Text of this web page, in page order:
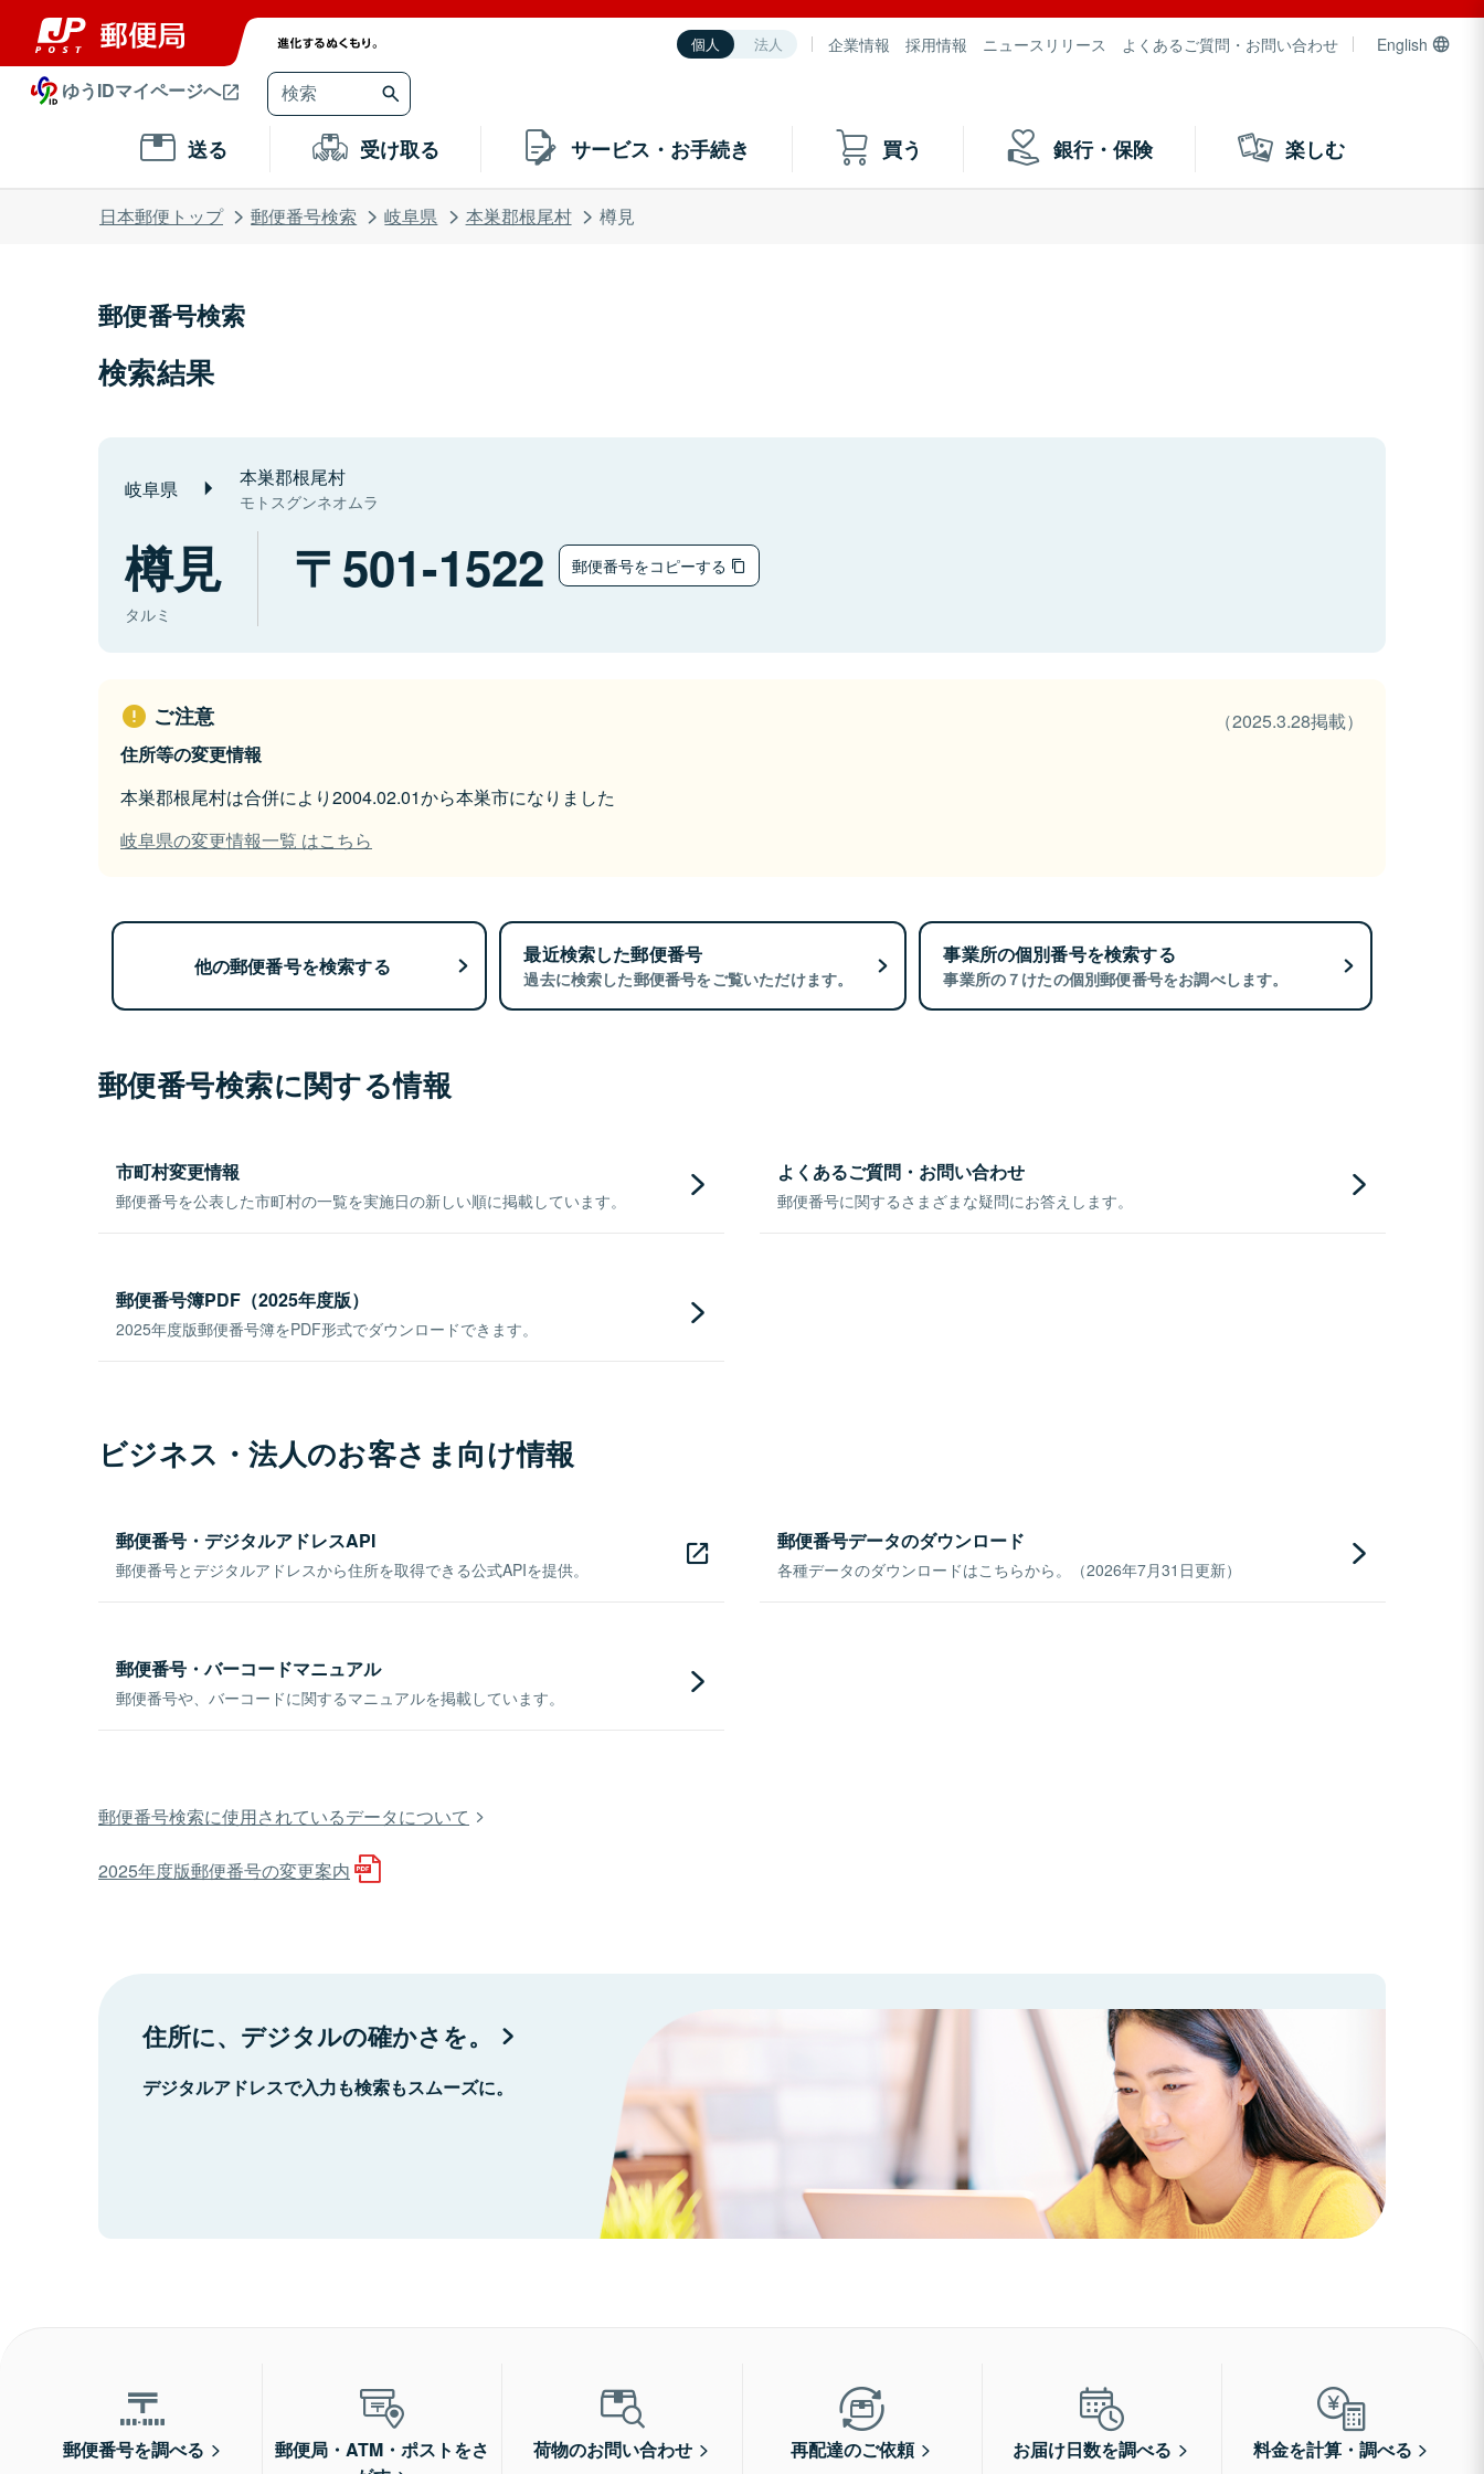
個人 法人 企業情報 採用情報 ニュースリリース よくあるご質問・お問い合わせ English
ゆうIDマイページへ
送る 受け取る サービス・お手続き 買う 銀行・保険 楽しむ
日本郵便トップ 郵便番号検索 岐阜県 本巣郡根尾村 樽見
郵便番号検索
検索結果
岐阜県 本巣郡根尾村
モトスグンネオムラ
樽見
タルミ
501-1522 郵便番号をコピーする
ご注意
（2025.3.28掲載）
住所等の変更情報
本巣郡根尾村は合併により2004.02.01から本巣市になりました
岐阜県の変更情報一覧 はこちら
他の郵便番号を検索する 最近検索した郵便番号
過去に検索した郵便番号をご覧いただけます。
事業所の個別番号を検索する
事業所の７けたの個別郵便番号をお調べします。
郵便番号検索に関する情報
市町村変更情報
郵便番号を公表した市町村の一覧を実施日の新しい順に掲載しています。
よくあるご質問・お問い合わせ
郵便番号に関するさまざまな疑問にお答えします。
郵便番号簿PDF（2025年度版）
2025年度版郵便番号簿をPDF形式でダウンロードできます。
ビジネス・法人のお客さま向け情報
郵便番号・デジタルアドレスAPI
郵便番号とデジタルアドレスから住所を取得できる公式APIを提供。
郵便番号データのダウンロード
各種データのダウンロードはこちらから。（2026年7月31日更新）
郵便番号・バーコードマニュアル
郵便番号や、バーコードに関するマニュアルを掲載しています。
郵便番号検索に使用されているデータについて
2025年度版郵便番号の変更案内
住所に、デジタルの確かさを。
デジタルアドレスで入力も検索もスムーズに。
郵便番号を調べる
郵便局・ATM・ポストをさ
荷物のお問い合わせ 再配達のご依頼 お届け日数を調べる 料金を計算・調べる